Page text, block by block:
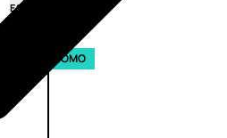
ESAURITO
PROMO